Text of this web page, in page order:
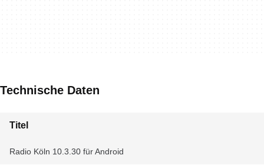
Technische Daten
Titel
Radio Köln 10.3.30 für Android